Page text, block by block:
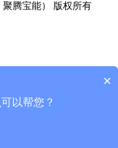
聚腾宝能） 版权所有
×
以帮您？